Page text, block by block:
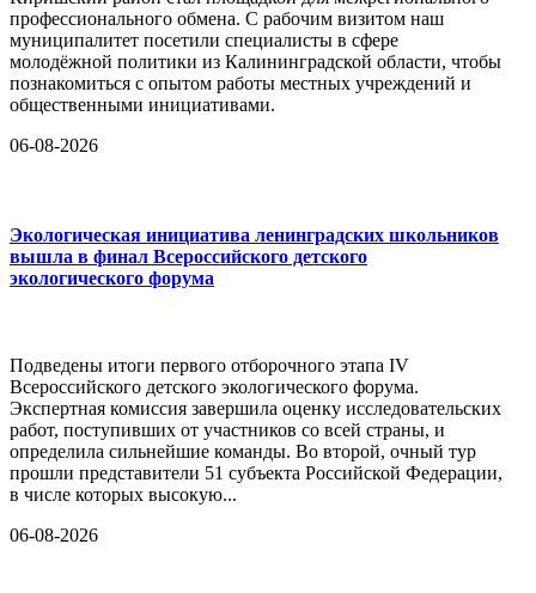
профессионального обмена. С рабочим визитом наш
муниципалитет посетили специалисты в сфере
молодёжной политики из Калининградской области, чтобы
познакомиться с опытом работы местных учреждений и
общественными инициативами.
06-08-2026
Экологическая инициатива ленинградских школьников
вышла в финал Всероссийского детского
экологического форума
Подведены итоги первого отборочного этапа IV
Всероссийского детского экологического форума.
Экспертная комиссия завершила оценку исследовательских
работ, поступивших от участников со всей страны, и
определила сильнейшие команды. Во второй, очный тур
прошли представители 51 субъекта Российской Федерации,
в числе которых высокую...
06-08-2026